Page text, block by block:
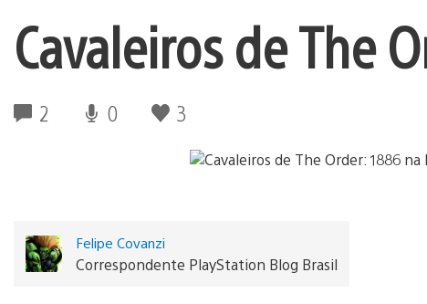
Cavaleiros de The
2 0 3
Felipe Covanzi
Correspondente PlayStation Blog Brasil